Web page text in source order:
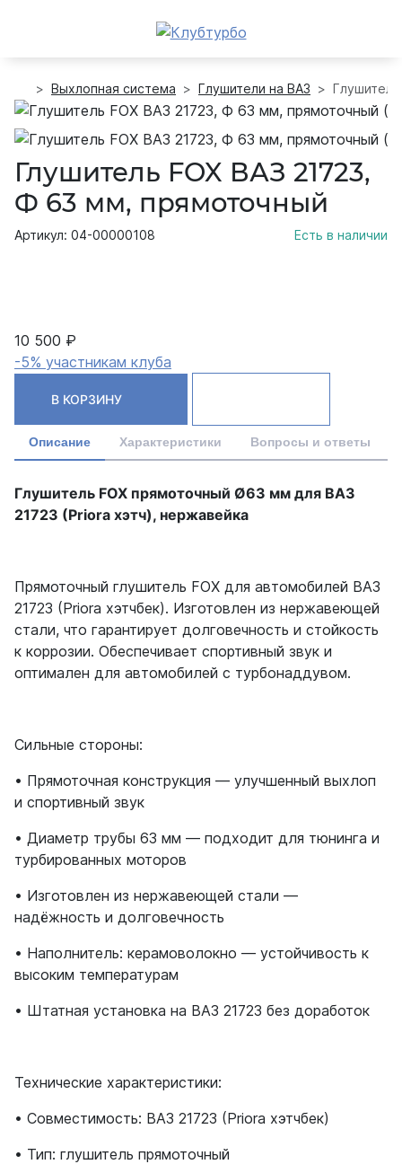
Выхлопная система Глушители на ВАЗ
Глушитель FOX ВАЗ 21723,
Ф 63 мм, прямоточный
Артикул: 04-00000108 Есть в наличии
10 500 ₽
-5% участникам клуба
В КОРЗИНУ
Описание Характеристики Вопросы и ответы
Глушитель FOX прямоточный Ø63 мм для ВАЗ
21723 (Priora хэтч), нержавейка
Прямоточный глушитель FOX для автомобилей ВАЗ
21723 (Priora хэтчбек). Изготовлен из нержавеющей
стали, что гарантирует долговечность и стойкость
к коррозии. Обеспечивает спортивный звук и
оптимален для автомобилей с турбонаддувом.
Сильные стороны:
• Прямоточная конструкция — улучшенный выхлоп
и спортивный звук
• Диаметр трубы 63 мм — подходит для тюнинга и
турбированных моторов
• Изготовлен из нержавеющей стали —
надёжность и долговечность
• Наполнитель: керамоволокно — устойчивость к
высоким температурам
• Штатная установка на ВАЗ 21723 без доработок
Технические характеристики:
• Совместимость: ВАЗ 21723 (Priora хэтчбек)
• Тип: глушитель прямоточный